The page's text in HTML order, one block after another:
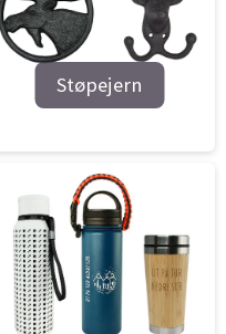
Støpejern